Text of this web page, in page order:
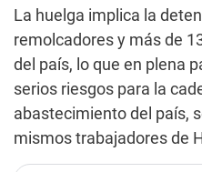
La huelga implica la
remolcadores y más de
del país, lo que en plena
serios riesgos para la
abastecimiento del país,
mismos trabajadores de